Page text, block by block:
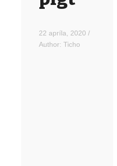
22 apríla, 2020 /
Author: Ticho